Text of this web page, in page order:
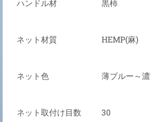
ハンドル材 黒柿
ネット材質 HEMP(麻)
ネット色 薄ブルー～
ネット取付け目数 30